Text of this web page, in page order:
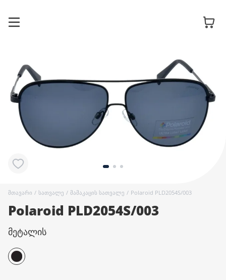
მთავარი / სათვალე / მამაკაცის სათვალე / Polaroid PLD2054S/003
Polaroid PLD2054S/003
მეტალის
ჩარჩოები
მზის
სათვალეები
კონტაქტური
აქსესუარები
მთავარი გვერდი